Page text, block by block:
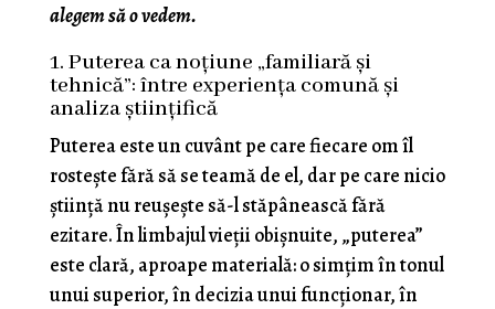
alegem să o vedem.
1. Puterea ca noțiune „familiară și
tehnică”: între experiența comună și
analiza științifică
Puterea este un cuvânt pe care fiecare om îl
rostește fără să se teamă de el, dar pe care nicio
știință nu reușește să-l stăpânească fără
ezitare. În limbajul vieții obișnuite, „puterea”
este clară, aproape materială: o simțim în tonul
unui superior, în decizia unui funcționar, în